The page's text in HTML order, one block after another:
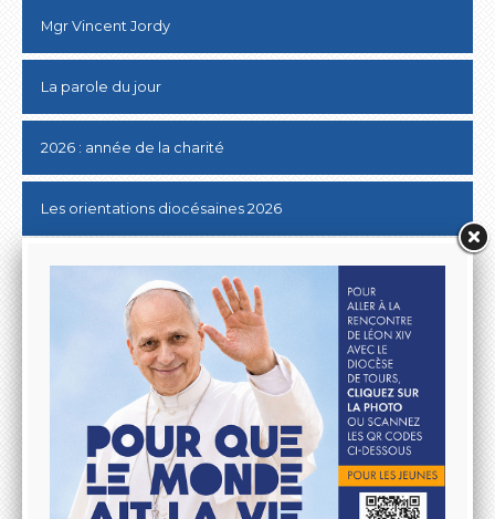
Mgr Vincent Jordy
La parole du jour
2026 : année de la charité
Les orientations diocésaines 2026
Donner au Denier
10 & 20 km de Tours
Lutter contre les ABUS SEXUELS dans l'Eglise
Aller à la rencontre du Pape